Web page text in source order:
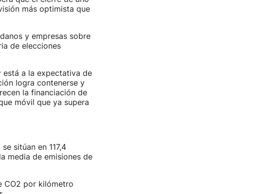
más optimista que
y empresas sobre
de elecciones
está a la expectativa de
logra contenerse y
la financiación de
móvil que ya supera
sitúan en 117,4
media de emisiones de
CO2 por kilómetro